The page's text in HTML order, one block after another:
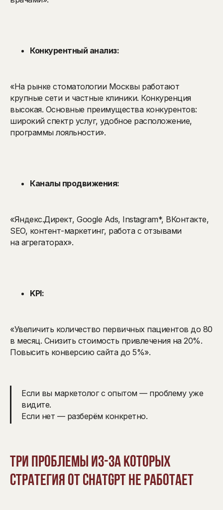
Конкурентный анализ:
«На рынке стоматологии Москвы работают
крупные сети и частные клиники. Конкуренция
высокая. Основные преимущества конкурентов:
широкий спектр услуг, удобное расположение,
программы лояльности».
Каналы продвижения:
«Яндекс.Директ, Google Ads, Instagram*, ВКонтакте,
SEO, контент-маркетинг, работа с отзывами
на агрегаторах».
KPI:
«Увеличить количество первичных пациентов до 80
в месяц. Снизить стоимость привлечения на 20%.
Повысить конверсию сайта до 5%».
Если вы маркетолог с опытом — проблему уже
видите.
Если нет — разберём конкретно.
Три проблемы из-за которых
стратегия от ChatGPT не работает